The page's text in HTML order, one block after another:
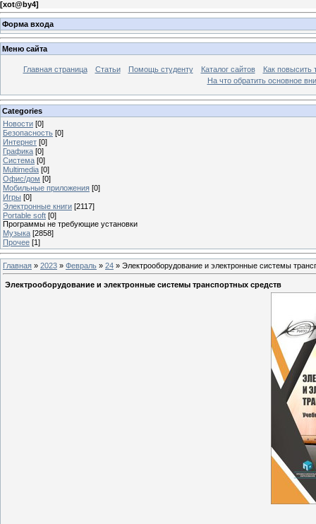
[xot@by4]
Форма входа
Меню сайта
Главная страница Статьи Помощь студенту Каталог сайтов
Как повысить
На что обратить основное
Categories
Новости [0]
Безопасность [0]
Интернет [0]
Графика [0]
Система [0]
Multimedia [0]
Офис/дом [0]
Мобильные приложения [0]
Игры [0]
Электронные книги [2117]
Portable soft [0]
Программы не требующие установки
Музыка [2858]
Прочее [1]
Главная » 2023 » Февраль » 24 » Электрооборудование и электронные системы
Электрооборудование и электронные системы транспортных средств